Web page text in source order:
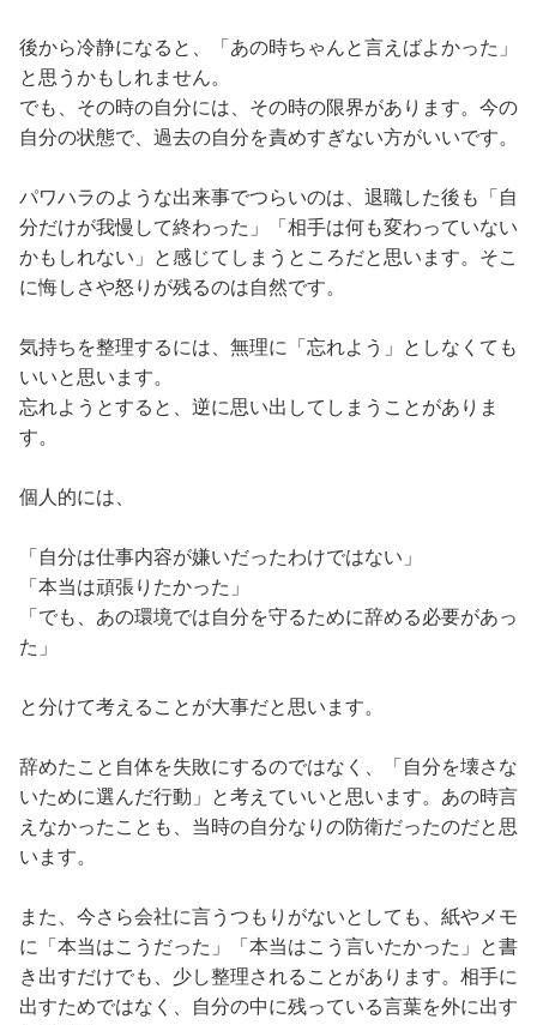
後から冷静になると、「あの時ちゃんと言えばよかった」
と思うかもしれません。
でも、その時の自分には、その時の限界があります。今の
自分の状態で、過去の自分を責めすぎない方がいいです。
パワハラのような出来事でつらいのは、退職した後も「自
分だけが我慢して終わった」「相手は何も変わっていない
かもしれない」と感じてしまうところだと思います。そこ
に悔しさや怒りが残るのは自然です。
気持ちを整理するには、無理に「忘れよう」としなくても
いいと思います。
忘れようとすると、逆に思い出してしまうことがありま
す。
個人的には、
「自分は仕事内容が嫌いだったわけではない」
「本当は頑張りたかった」
「でも、あの環境では自分を守るために辞める必要があっ
た」
と分けて考えることが大事だと思います。
辞めたこと自体を失敗にするのではなく、「自分を壊さな
いために選んだ行動」と考えていいと思います。あの時言
えなかったことも、当時の自分なりの防衛だったのだと思
います。
また、今さら会社に言うつもりがないとしても、紙やメモ
に「本当はこうだった」「本当はこう言いたかった」と書
き出すだけでも、少し整理されることがあります。相手に
出すためではなく、自分の中に残っている言葉を外に出す